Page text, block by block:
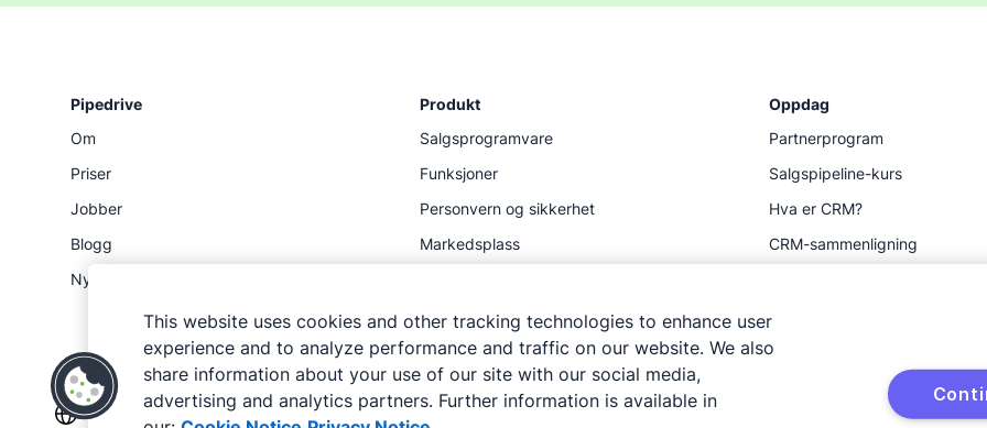
Pipedrive
Om
Priser
Jobber
Blogg
Nyhetsrom
Produkt
Salgsprogramvare
Funksjoner
Personvern og sikkerhet
Markedsplass
API
Oppdag
Partnerprogram
Salgspipeline-kurs
Hva er CRM?
CRM-sammenligning
This website uses cookies and other tracking technologies to enhance user
experience and to analyze performance and traffic on our website. We also
share information about your use of our site with our social media,
advertising and analytics partners. Further information is available in